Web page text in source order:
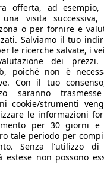
per la correttezza
Torna su
auto europeo.
offerta, ad esempio,
visita successiva,
o per fornire e
Salviamo il tuo
le ricerche salvate, i
dei prezzi.
poiché non è
Con il tuo
saranno
cookie/strumenti
le informazioni
per 30 giorni e
tale periodo per
Senza l'utilizzo
non possono